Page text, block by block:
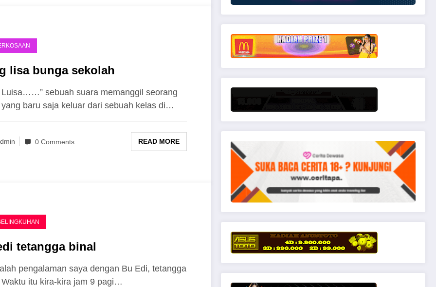
lisa bunga sekolah
Luisa……” sebuah suara memanggil seorang
baru saja keluar dari sebuah kelas di…
0 Comments READ MORE
tetangga binal
pengalaman saya dengan Bu Edi, tetangga
itu kira-kira jam 9 pagi…